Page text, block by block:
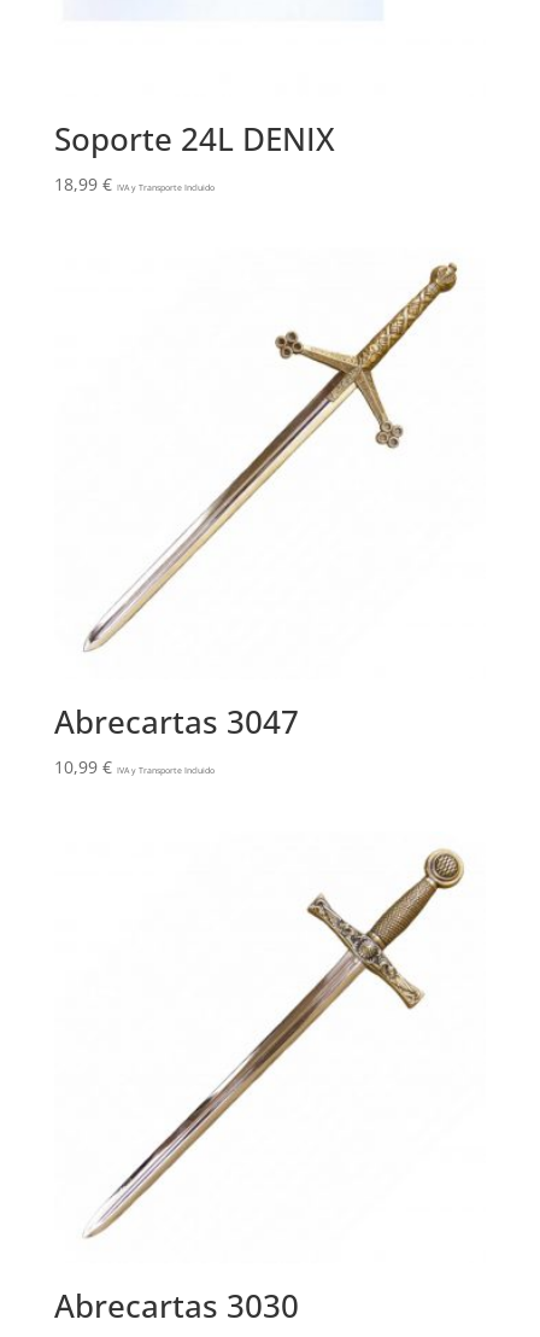
Soporte 24L DENIX
18,99 € IVA y Transporte Incluido
Abrecartas 3047
10,99 € IVA y Transporte Incluido
Abrecartas 3030